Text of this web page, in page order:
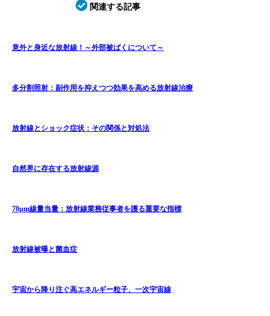
関連する記事
意外と身近な放射線！～外部被ばくについて～
多分割照射：副作用を抑えつつ効果を高める放射線治療
放射線とショック症状：その関係と対処法
自然界に存在する放射線源
70μm線量当量：放射線業務従事者を護る重要な指標
放射線被曝と菌血症
宇宙から降り注ぐ高エネルギー粒子、一次宇宙線